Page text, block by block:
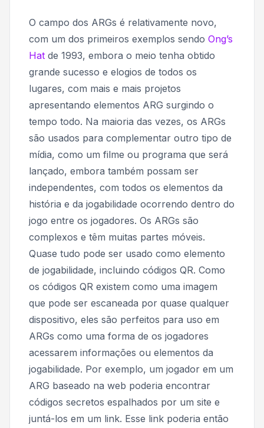
O campo dos ARGs é relativamente novo,
com um dos primeiros exemplos sendo Ong’s
Hat de 1993, embora o meio tenha obtido
grande sucesso e elogios de todos os
lugares, com mais e mais projetos
apresentando elementos ARG surgindo o
tempo todo. Na maioria das vezes, os ARGs
são usados ​​para complementar outro tipo de
mídia, como um filme ou programa que será
lançado, embora também possam ser
independentes, com todos os elementos da
história e da jogabilidade ocorrendo dentro do
jogo entre os jogadores. Os ARGs são
complexos e têm muitas partes móveis.
Quase tudo pode ser usado como elemento
de jogabilidade, incluindo códigos QR. Como
os códigos QR existem como uma imagem
que pode ser escaneada por quase qualquer
dispositivo, eles são perfeitos para uso em
ARGs como uma forma de os jogadores
acessarem informações ou elementos da
jogabilidade. Por exemplo, um jogador em um
ARG baseado na web poderia encontrar
códigos secretos espalhados por um site e
juntá-los em um link. Esse link poderia então